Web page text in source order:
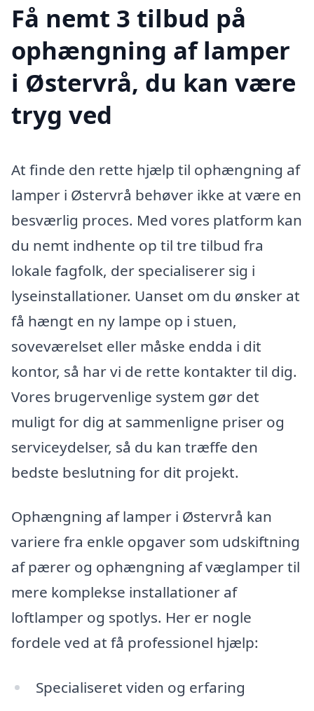
Få nemt 3 tilbud på
ophængning af lamper
i Østervrå, du kan være
tryg ved
At finde den rette hjælp til ophængning af
lamper i Østervrå behøver ikke at være en
besværlig proces. Med vores platform kan
du nemt indhente op til tre tilbud fra
lokale fagfolk, der specialiserer sig i
lyseinstallationer. Uanset om du ønsker at
få hængt en ny lampe op i stuen,
soveværelset eller måske endda i dit
kontor, så har vi de rette kontakter til dig.
Vores brugervenlige system gør det
muligt for dig at sammenligne priser og
serviceydelser, så du kan træffe den
bedste beslutning for dit projekt.
Ophængning af lamper i Østervrå kan
variere fra enkle opgaver som udskiftning
af pærer og ophængning af væglamper til
mere komplekse installationer af
loftlamper og spotlys. Her er nogle
fordele ved at få professionel hjælp:
Specialiseret viden og erfaring